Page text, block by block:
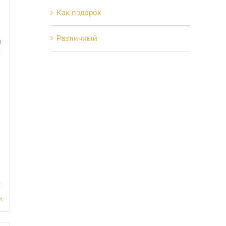
Как подарок
Различный